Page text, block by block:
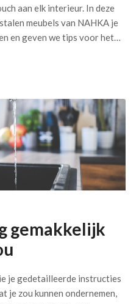
aan elk interieur. In deze
meubels van NAHKA je
en geven we tips voor het…
gemakkelijk
je gedetailleerde instructies
zou kunnen ondernemen,